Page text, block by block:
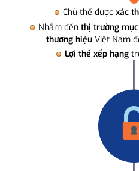
Chủ thể được xác
Nhắm đến thị trường
thương hiệuViệt Nam
Lợi thế xếp hạng